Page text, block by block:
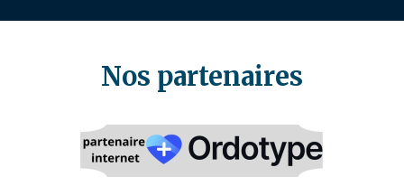
Nos partenaires